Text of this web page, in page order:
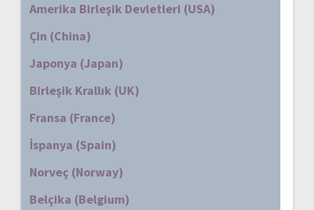
Amerika Birleşik Devletleri (USA)
Çin (China)
Japonya (Japan)
Birleşik Krallık (UK)
Fransa (France)
İspanya (Spain)
Norveç (Norway)
Belçika (Belgium)